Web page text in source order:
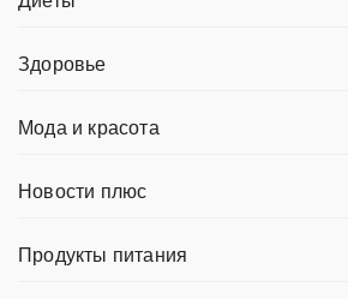
Здоровье
Мода и красота
Новости плюс
Продукты питания